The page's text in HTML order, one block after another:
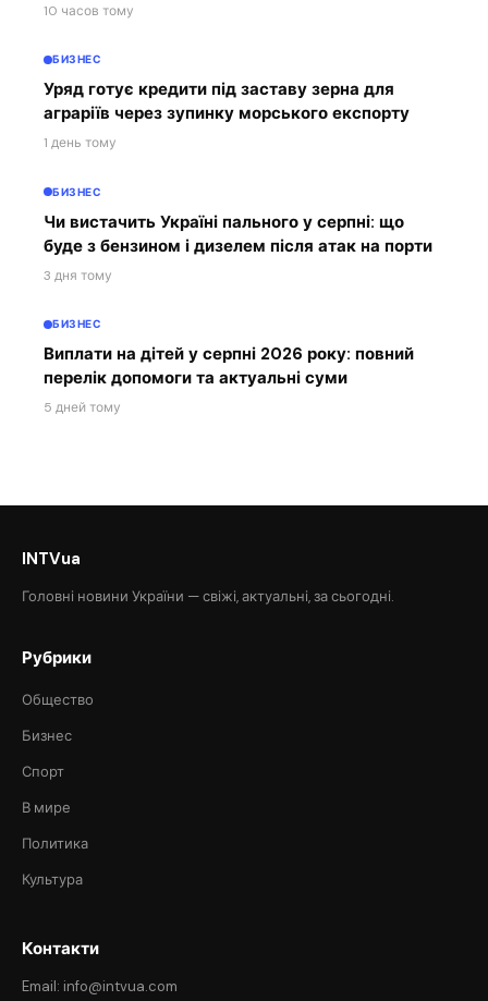
10 часов тому
БИЗНЕС
Уряд готує кредити під заставу зерна для
аграріїв через зупинку морського експорту
1 день тому
БИЗНЕС
Чи вистачить Україні пального у серпні: що
буде з бензином і дизелем після атак на порти
3 дня тому
БИЗНЕС
Виплати на дітей у серпні 2026 року: повний
перелік допомоги та актуальні суми
5 дней тому
INTVua
Головні новини України — свіжі, актуальні, за сьогодні.
Рубрики
Общество
Бизнес
Спорт
В мире
Политика
Культура
Контакти
Email: info@intvua.com